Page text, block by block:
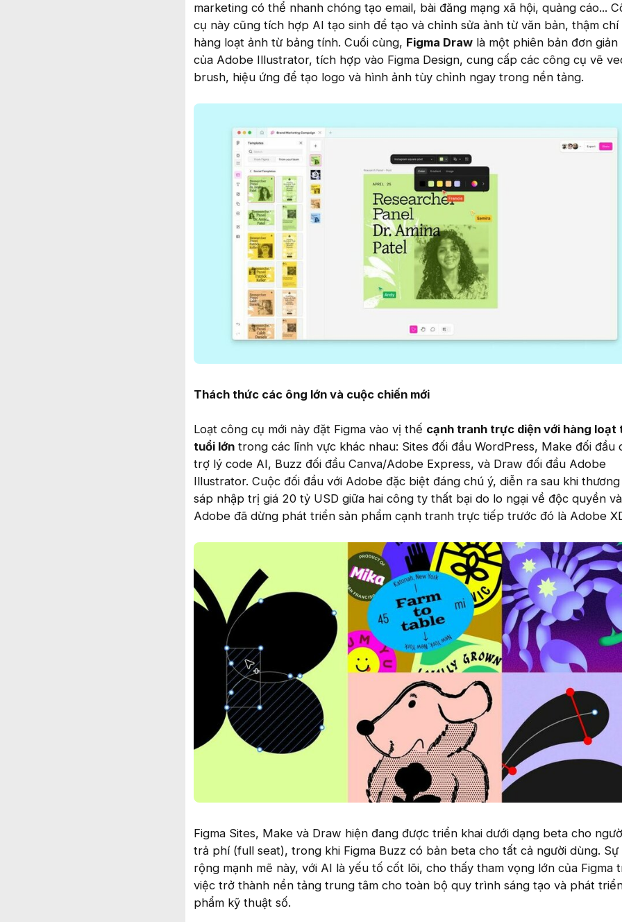
marketing có thể nhanh chóng tạo email, bài đăng mạng xã hội, quảng cáo...
cụ này cũng tích hợp AI tạo sinh để tạo và chỉnh sửa ảnh từ văn bản, thậm chí
hàng loạt ảnh từ bảng tính. Cuối cùng, Figma Draw là một phiên bản đơn giản
của Adobe Illustrator, tích hợp vào Figma Design, cung cấp các công cụ vẽ
brush, hiệu ứng để tạo logo và hình ảnh tùy chỉnh ngay trong nền tảng.
Thách thức các ông lớn và cuộc chiến mới
Loạt công cụ mới này đặt Figma vào vị thế cạnh tranh trực diện với hàng loạt
tuổi lớn trong các lĩnh vực khác nhau: Sites đối đầu WordPress, Make đối đầu
trợ lý code AI, Buzz đối đầu Canva/Adobe Express, và Draw đối đầu Adobe
Illustrator. Cuộc đối đầu với Adobe đặc biệt đáng chú ý, diễn ra sau khi
sáp nhập trị giá 20 tỷ USD giữa hai công ty thất bại do lo ngại về độc quyền và
Adobe đã dừng phát triển sản phẩm cạnh tranh trực tiếp trước đó là Adobe
Figma Sites, Make và Draw hiện đang được triển khai dưới dạng beta cho
trả phí (full seat), trong khi Figma Buzz có bản beta cho tất cả người dùng. Sự
rộng mạnh mẽ này, với AI là yếu tố cốt lõi, cho thấy tham vọng lớn của Figma
việc trở thành nền tảng trung tâm cho toàn bộ quy trình sáng tạo và phát
phẩm kỹ thuật số.